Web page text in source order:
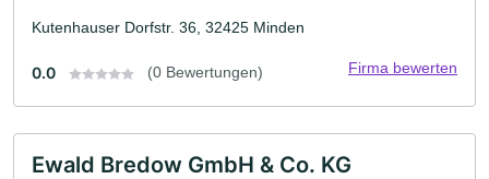
Kutenhauser Dorfstr. 36, 32425 Minden
0.0 (0 Bewertungen) Firma bewerten
Ewald Bredow GmbH & Co. KG